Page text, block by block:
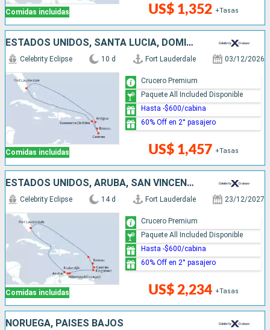
Comidas incluidas US$ 1,352 +Tasas
ESTADOS UNIDOS, SANTA LUCIA, DOMINICA, ANTIGUA Y BARBUDA
Comidas incluidas
Celebrity Eclipse 10 d Fort Lauderdale 03/12/2026
US$ 1,457 +Tasas
Crucero Premium
Paquete All Included Disponible
Hasta -$600/cabina
60% Off en 2° pasajero
ESTADOS UNIDOS, ARUBA, SAN VINCENT Y LAS GRANADINAS, DOMINICA, SANTA LUCIA
Comidas incluidas
Celebrity Eclipse 14 d Fort Lauderdale 23/12/2027
US$ 2,234 +Tasas
Crucero Premium
Paquete All Included Disponible
Hasta -$600/cabina
60% Off en 2° pasajero
NORUEGA, PAISES BAJOS